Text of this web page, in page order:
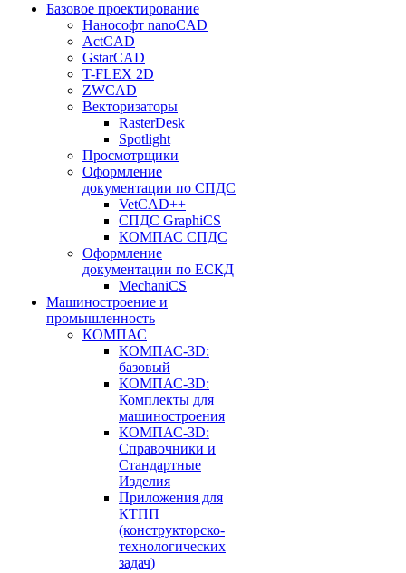
Базовое проектирование
Нанософт nanoCAD
ActCAD
GstarCAD
T-FLEX 2D
ZWCAD
Векторизаторы
RasterDesk
Spotlight
Просмотрщики
Оформление
документации по СПДС
VetCAD++
СПДС GraphiCS
КОМПАС СПДС
Оформление
документации по ЕСКД
MechaniCS
Машиностроение и
промышленность
КОМПАС
КОМПАС-3D:
базовый
КОМПАС-3D:
Комплекты для
машиностроения
КОМПАС-3D:
Справочники и
Стандартные
Изделия
Приложения для
КТПП
(конструкторско-
технологических
задач)